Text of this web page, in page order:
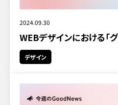
2024.09.30
WEBデザインにおける「
デザイン